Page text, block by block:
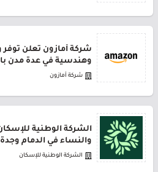
شركة أمازون تعلن توفر
وهندسية في عدة مدن
شركة أمازون
الشركة الوطنية
والنساء في الدمام وجدة
الشركة الوطنية للإسكان